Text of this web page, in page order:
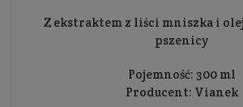
Z ekstraktem z liści mniszka i
pszenicy
Pojemność: 300 ml
Producent: Vianek